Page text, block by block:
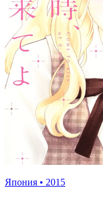
Япония • 2015